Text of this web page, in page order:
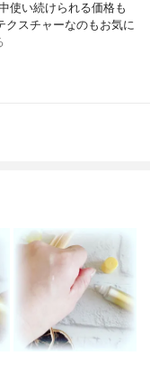
使い続けられる価格も
クスチャーなのもお気に